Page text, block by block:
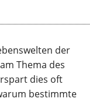
der
Thema des
dies oft
bestimmte